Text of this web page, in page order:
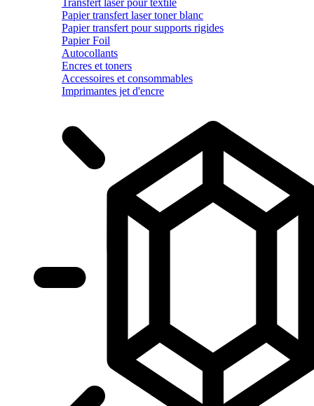
Papier transfert laser toner blanc
Papier transfert pour supports rigides
Papier Foil
Autocollants
Encres et toners
Accessoires et consommables
Imprimantes jet d'encre